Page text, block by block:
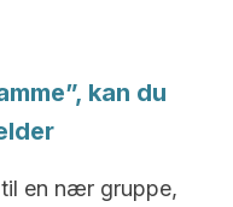
kan du
til en nær gruppe,